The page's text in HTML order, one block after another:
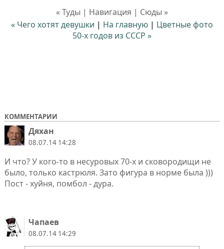
« Туды | Навигация | Сюды »
« Чего хотят девушки | На главную | Цветные фото
50-х годов из СССР »
КОММЕНТАРИИ
Дяхан
08.07.14 14:28
И что? У кого-то в несуровых 70-х и сковородищи не
было, только кастрюля. Зато фигура в норме была )))
Пост - хуйня, помбол - дура.
Чапаев
08.07.14 14:29